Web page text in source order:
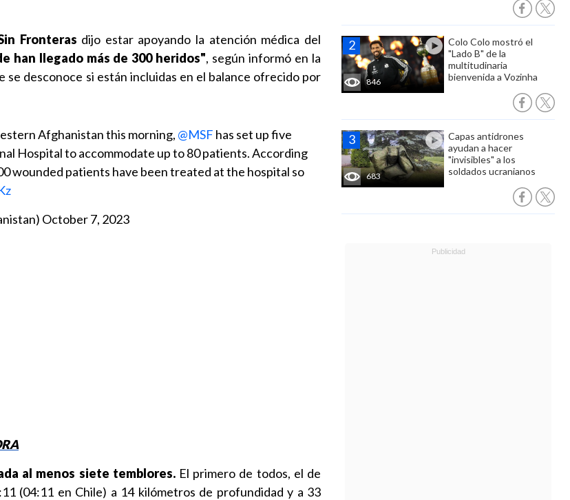
846
Colo Colo mostró el
"Lado B" de la
multitudinaria
bienvenida a Vozinha
683
Capas antidrones
ayudan a hacer
"invisibles" a los
soldados ucranianos
Fronteras dijo estar apoyando la atención médica del
han llegado más de 300 heridos", según informó en la
se desconoce si están incluidas en el balance ofrecido por
Afghanistan this morning, @MSF has set up five
Hospital to accommodate up to 80 patients. According
wounded patients have been treated at the hospital so
October 7, 2023
al menos siete temblores.El primero de todos, el de
(04:11 en Chile) a 14 kilómetros de profundidad y a 33